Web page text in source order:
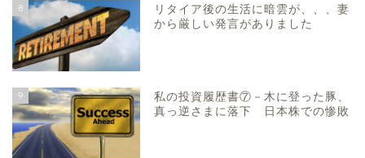
8
リタイア後の生活に暗雲が、、、妻
から厳しい発言がありました
9
私の投資履歴書⑦－木に登った豚、
真っ逆さまに落下 日本株での惨敗